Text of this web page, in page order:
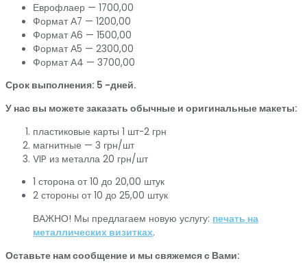
Еврофлаер — 1700,00
Формат А7 — 1200,00
Формат А6 — 1500,00
Формат А5 — 2300,00
Формат А4 — 3700,00
Срок выполнения: 5 -дней.
У нас вы можете заказать обычные и оригинальные макеты:
пластиковые карты 1 шт-2 грн
магнитные — 3 грн/шт
VIP из металла 20 грн/шт
1 сторона от 10 до 20,00 штук
2 стороны от 10 до 25,00 штук
ВАЖНО! Мы предлагаем новую услугу: печать на
металлических визитках.
Оставьте нам сообщение и мы свяжемся с Вами: